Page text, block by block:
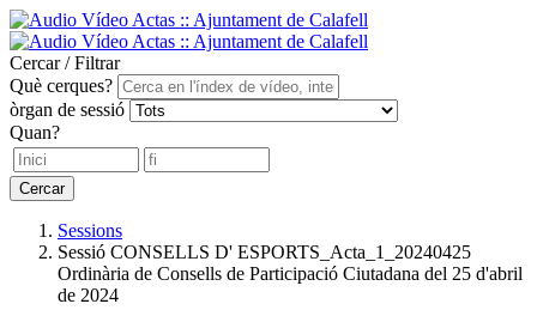
Cercar / Filtrar
Què cerques?
òrgan de sessió
Quan?
Cercar
Sessions
Sessió CONSELLS D' ESPORTS_Acta_1_20240425
Ordinària de Consells de Participació Ciutadana del 25 d'abril
de 2024